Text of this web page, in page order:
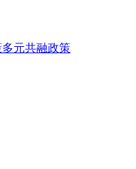
多元共融政策